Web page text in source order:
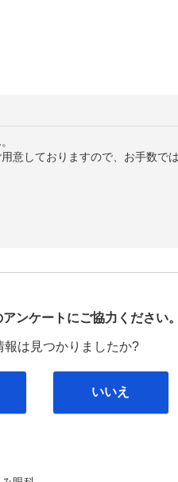
意しておりますので、お手数で
ンケートにご協力ください。
報は見つかりましたか?
いいえ